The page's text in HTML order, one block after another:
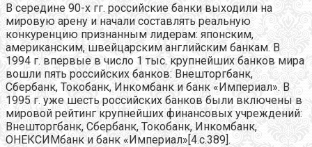
В середине 90-х гг. российские банки выходили на
мировую арену и начали составлять реальную
конкуренцию признанным лидерам: японским,
американским, швейцарским английским банкам. В
1994 г. впервые в число 1 тыс. крупнейших банков мира
вошли пять российских банков: Внешторгбанк,
Сбербанк, Токобанк, Инкомбанк и банк «Империал». В
1995 г. уже шесть российских банков были включены в
мировой рейтинг крупнейших финансовых учреждений:
Внешторгбанк, Сбербанк, Токобанк, Инкомбанк,
ОНЕКСИМбанк и банк «Империал»[4.c.389].